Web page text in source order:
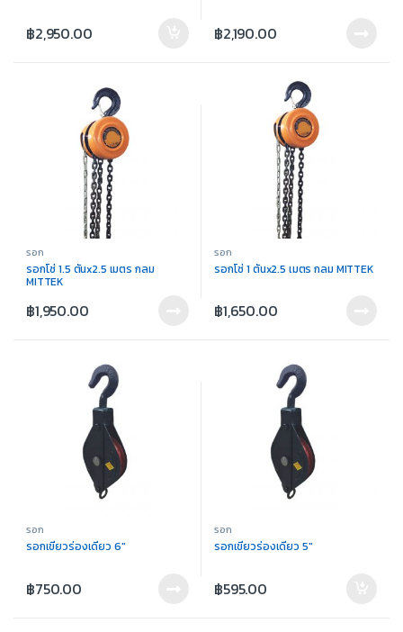
฿2,950.00 ฿2,190.00
รอก
รอกโซ่ 1.5 ตันx2.5 เมตร กลม
MITTEK
฿1,950.00
รอก
รอกโซ่ 1 ตันx2.5 เมตร กลม MITTEK
฿1,650.00
รอก
รอกเขียวร่องเดี่ยว 6″
฿750.00
รอก
รอกเขียวร่องเดี่ยว 5″
฿595.00